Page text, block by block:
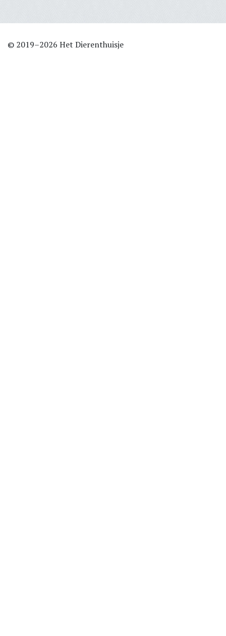
© 2019–2026 Het Dierenthuisje